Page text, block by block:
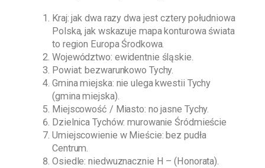
Kraj: jak dwa razy dwa jest cztery południowa
Polska, jak wskazuje mapa konturowa świata
to region Europa Środkowa.
Województwo: ewidentnie śląskie.
Powiat: bezwarunkowo Tychy.
Gmina miejska: nie ulega kwestii Tychy
(gmina miejska).
Miejscowość / Miasto: no jasne Tychy.
Dzielnica Tychów: murowanie Śródmieście
Umiejscowienie w Mieście: bez pudła
Centrum.
Osiedle: niedwuznacznie H – (Honorata).